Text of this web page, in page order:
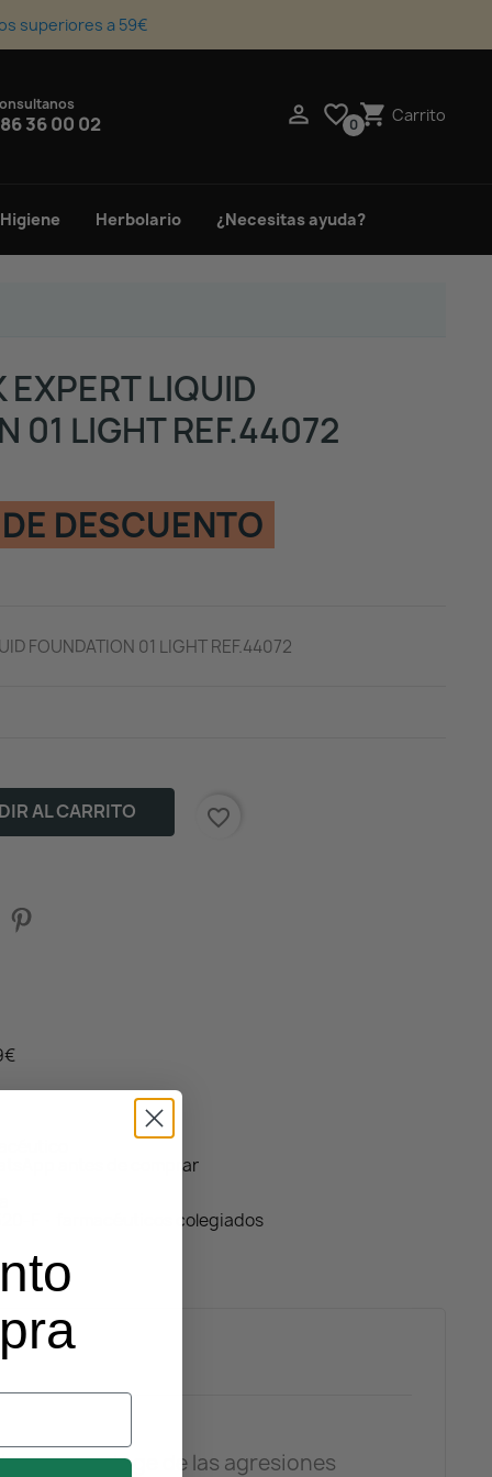
superiores a 59€
36 00 02  favorite_border0shopping_cart Carrito
Herbolario ¿Necesitas ayuda?
EXPERT LIQUID
01 LIGHT REF.44072
DESCUENTO
FOUNDATION 01 LIGHT REF.44072
AL CARRITO favorite_border
antes de comprar
F · farmacéuticos colegiados
y protege de las agresiones